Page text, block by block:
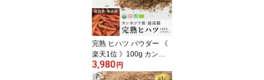
完熟 ヒハツ パウダー 《
楽天1位 》100g カンボ
ジア 最高級 オーガニッ
ク認証 定期便がお得 ヒ
3,980円